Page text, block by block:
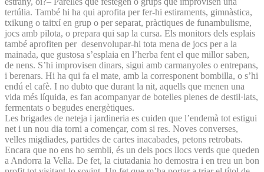
tertúlia. També hi ha qui aprofita per fer-hi estiraments, gimnàstica,
txikung o taitxí en grup o per separat, pràctiques de funambulisme,
jocs amb pilota, o prepara qui sap la cursa. Els monitors dels esplais
també aprofiten per desenvolupar-hi tota mena de jocs per a la
mainada, que gustosa s’esplaia en l’herba fent el que millor saben,
de nens. S’hi improvisen dinars, sigui amb carmanyoles o entrepans,
i berenars. Hi ha qui fa el mate, amb la corresponent bombilla, o s’hi
endú el cafè. I no dubto que durant la nit, aquells que menen una
vida més líquida, es fan acompanyar de botelles plenes de destil·lats,
fermentats o begudes energètiques.
Les brigades de neteja i jardineria es cuiden que l’endemà tot estigui
net i un nou dia torni a començar, com si res. Noves converses,
velles migdiades, partides de cartes inacabades, petons retrobats.
Encara que no ens ho sembli, és un dels pocs llocs verds que queden
a Andorra la Vella. De fet, la ciutadania ho demostra i en treu un bon